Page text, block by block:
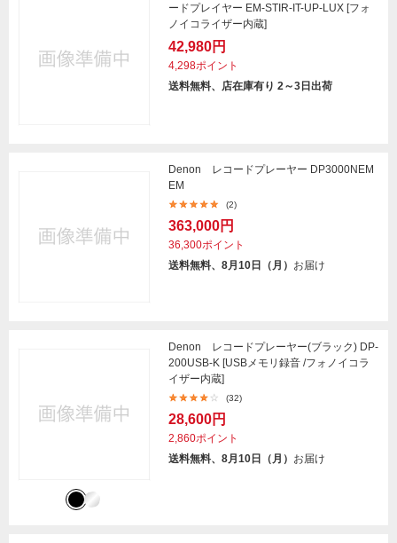
ードプレイヤー EM-STIR-IT-UP-LUX [フォ
ノイコライザー内蔵]
42,980円
4,298ポイント
送料無料、店在庫有り 2～3日出荷
Denon レコードプレーヤー DP3000NEM
EM
(2)
363,000円
36,300ポイント
送料無料、8月10日（月） お届け
Denon レコードプレーヤー(ブラック) DP-
200USB-K [USBメモリ録音 /フォノイコラ
イザー内蔵]
(32)
28,600円
2,860ポイント
送料無料、8月10日（月） お届け